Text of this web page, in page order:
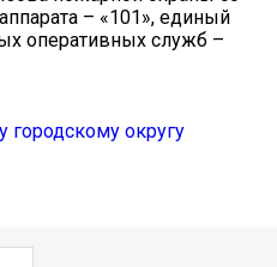
– «101», единый
оперативных служб –
округу